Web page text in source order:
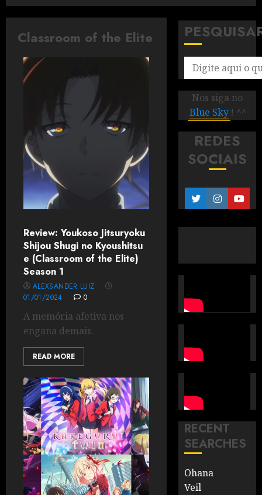
Classroom of the Elite
Review: Youkoso Jitsuryoku
Shijou Shugi no Kyoushitsu
e (Classroom of the Elite)
Season 1
ALEXSANDER LUIZ
01/01/2024
0
A memória afetiva nos
engana demais.
READ MORE
Nos siga no
Blue Sky ! ^^
REDES
SOCIAIS
RECENT
SEARCHES
Ohana
Veil